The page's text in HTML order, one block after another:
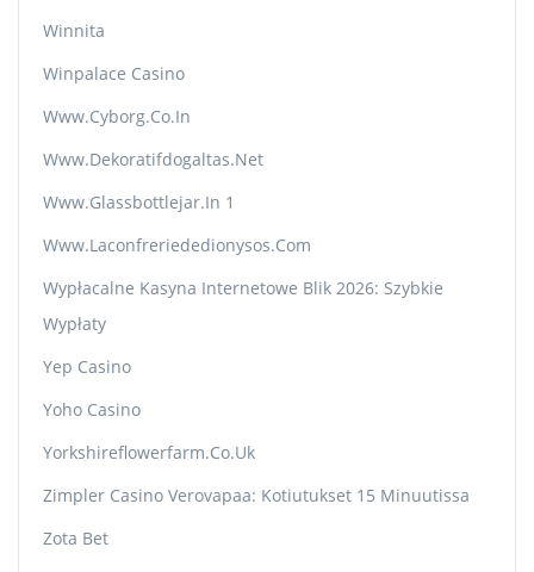
Winnita
Winpalace Casino
Www.cyborg.co.in
Www.dekoratifdogaltas.net
Www.glassbottlejar.in 1
Www.laconfreriededionysos.com
Wypłacalne Kasyna Internetowe Blik 2026: Szybkie
Wypłaty
Yep Casino
Yoho Casino
Yorkshireflowerfarm.co.uk
Zimpler Casino Verovapaa: Kotiutukset 15 Minuutissa
Zota Bet